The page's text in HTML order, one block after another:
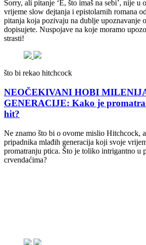
Sorry, ali pitanje ‘E, što imaš na sebi’, nije u
vrijeme slow dejtanja i epistolarnih romana
pitanja koja pozivaju na dublje upoznavanje
dopisujete. Nuspojave na koje moramo
strasti!
što bi rekao hitchcock
NEOČEKIVANI HOBI
GENERACIJE: Kako je
hit?
Ne znamo što bi o ovome mislio Hitchcock,
pripadnika mlađih generacija koji svoje
promatranju ptica. Što je toliko intrigantno u
crvendaćima?